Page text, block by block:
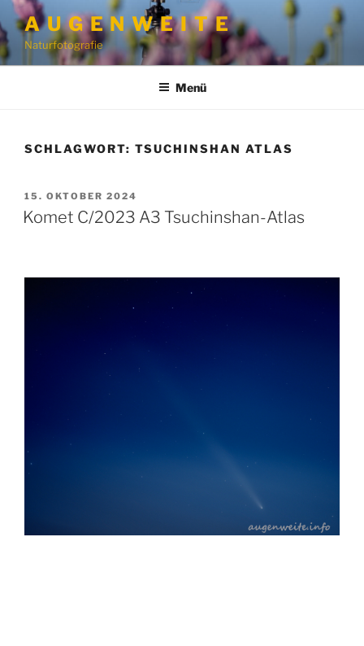
Zum
Inhalt
springen
A U G E N W E I T E
Naturfotografie
Menü
SCHLAGWORT: TSUCHINSHAN ATLAS
VERÖFFENTLICHT
AM
15. OKTOBER 2024
Komet C/2023 A3 Tsuchinshan-Atlas